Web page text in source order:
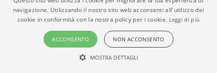
Comune di Vicari
Conservatorio di Musica di Stato Alessandro Scarlatti
info@pec.conservatoriopalermo.it
navigazione. Utilizzando il nostro sito web acconsenti all'utilizzo dei
cookie in conformità con la nostra policy per i cookie. Leggi di più
ACCONSENTO NON ACCONSENTO
MOSTRA DETTAGLI